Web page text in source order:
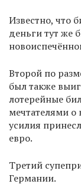
Известно, что
деньги тут же
Второй по
был также
лотерейные
мечтателями
усилия
евро.
Третий
Германии.